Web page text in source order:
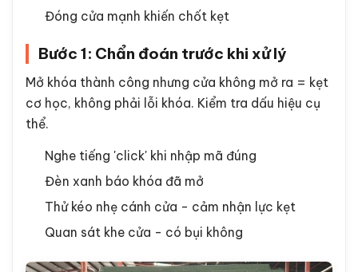
Đóng cửa mạnh khiến chốt kẹt
Bước 1: Chẩn đoán trước khi xử lý
Mở khóa thành công nhưng cửa không mở ra = kẹt
cơ học, không phải lỗi khóa. Kiểm tra dấu hiệu cụ
thể.
Nghe tiếng 'click' khi nhập mã đúng
Đèn xanh báo khóa đã mở
Thử kéo nhẹ cánh cửa - cảm nhận lực kẹt
Quan sát khe cửa - có bụi không